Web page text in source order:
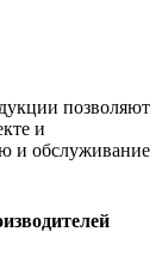
позволяют
и
и обслуживание